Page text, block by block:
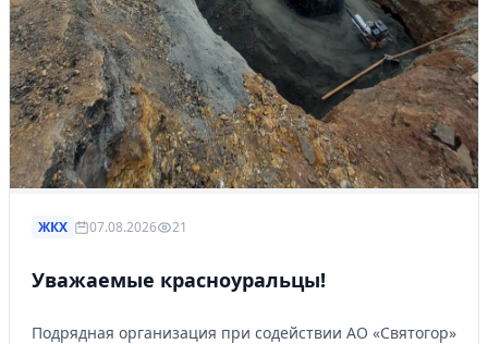
ЖКХ 07.08.2026 21
Уважаемые красноуральцы!
Подрядная организация при содействии АО «Святогор»